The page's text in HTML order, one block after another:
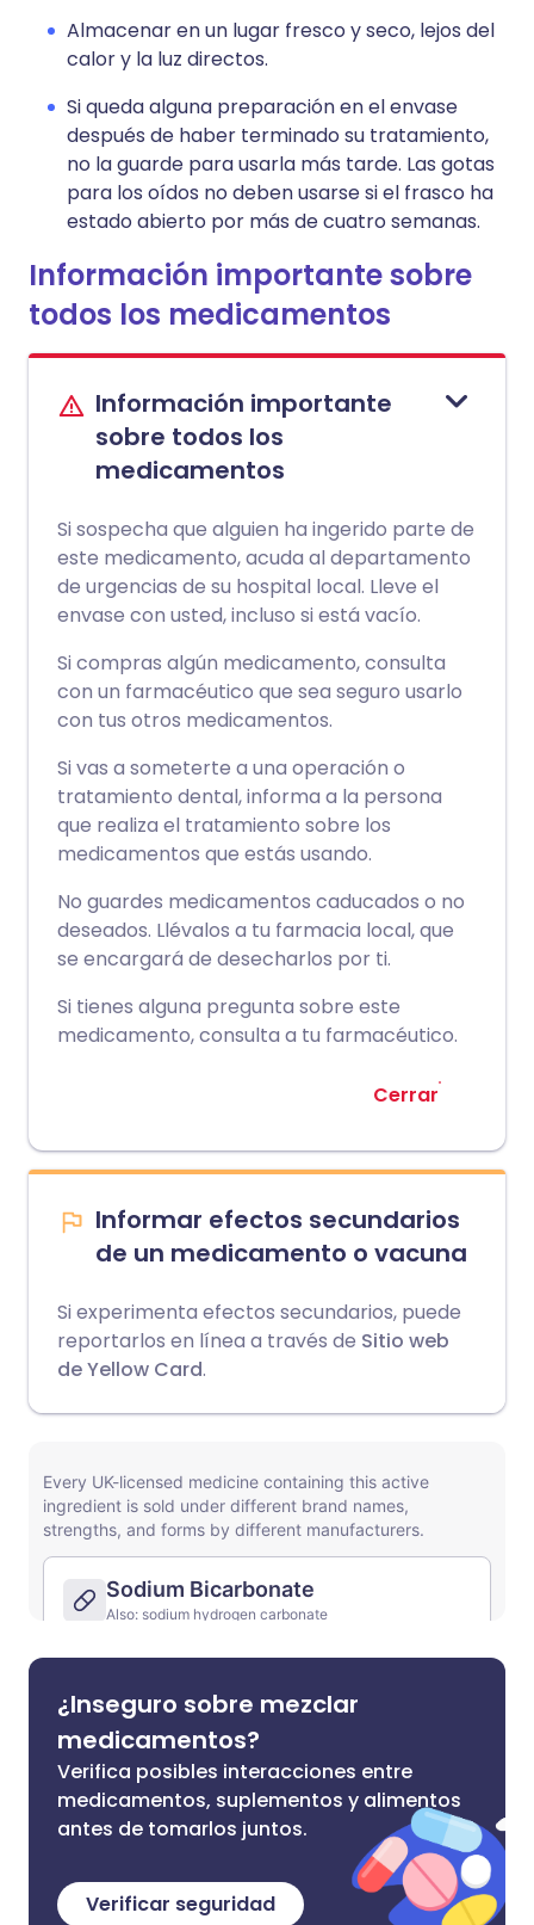
Almacenar en un lugar fresco y seco, lejos del
calor y la luz directos.
Si queda alguna preparación en el envase
después de haber terminado su tratamiento,
no la guarde para usarla más tarde. Las gotas
para los oídos no deben usarse si el frasco ha
estado abierto por más de cuatro semanas.
Información importante sobre
todos los medicamentos
Información importante
sobre todos los
medicamentos
Si sospecha que alguien ha ingerido parte de
este medicamento, acuda al departamento
de urgencias de su hospital local. Lleve el
envase con usted, incluso si está vacío.
Si compras algún medicamento, consulta
con un farmacéutico que sea seguro usarlo
con tus otros medicamentos.
Si vas a someterte a una operación o
tratamiento dental, informa a la persona
que realiza el tratamiento sobre los
medicamentos que estás usando.
No guardes medicamentos caducados o no
deseados. Llévalos a tu farmacia local, que
se encargará de desecharlos por ti.
Si tienes alguna pregunta sobre este
medicamento, consulta a tu farmacéutico.
Cerrar
Informar efectos secundarios
de un medicamento o vacuna
Si experimenta efectos secundarios, puede
reportarlos en línea a través de Sitio web
de Yellow Card.
¿Inseguro sobre mezclar
medicamentos?
Verifica posibles interacciones entre
medicamentos, suplementos y alimentos
antes de tomarlos juntos.
Verificar seguridad